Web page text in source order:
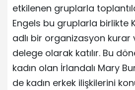
etkilenen gruplarla
Engels bu gruplarla birlikte
adlı bir organizasyon kurar
delege olarak katılır. Bu
kadın olan İrlandalı Mary
de kadın erkek ilişkilerini